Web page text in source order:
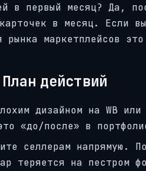
в первый месяц? Да,
в месяц. Если
маркетплейсов
План действий
дизайном на WB
«до/после» в
селлерам напрямую.
теряется на пестром